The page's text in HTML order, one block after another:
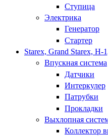
Ступица
Электрика
Генератор
Стартер
Starex, Grand Starex, H-
Впускная система
Датчики
Интеркулер
Патрубки
Прокладки
Выхлопная
Коллектор